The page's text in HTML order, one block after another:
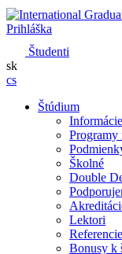
Prihláška
Študenti
sk
cs
Štúdium
Programy
Školné
Double
Lektori
Referencie
Bonusy k